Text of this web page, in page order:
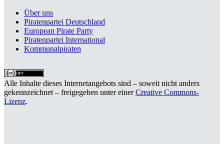
Über uns
Piratenpartei Deutschland
European Pirate Party
Piratenpartei International
Kommunalpiraten
Alle Inhalte dieses Internetangebots sind – soweit nicht anders
gekennzeichnet – freigegeben unter einerCreative Commons-
Lizenz.